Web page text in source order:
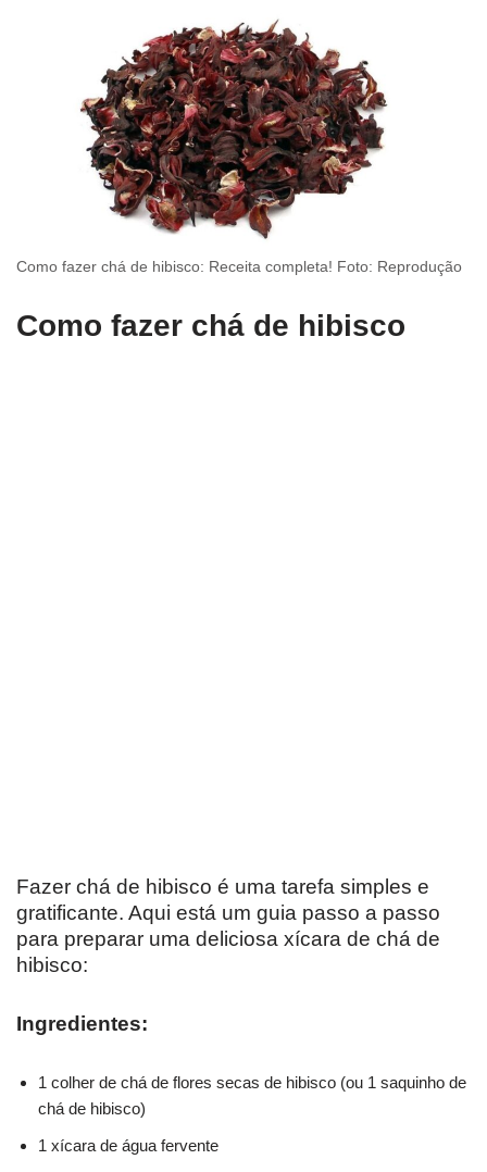
Como fazer chá de hibisco: Receita completa! Foto: Reprodução
Como fazer chá de hibisco
Fazer chá de hibisco é uma tarefa simples e
gratificante. Aqui está um guia passo a passo
para preparar uma deliciosa xícara de chá de
hibisco:
Ingredientes:
1 colher de chá de flores secas de hibisco (ou 1 saquinho de
chá de hibisco)
1 xícara de água fervente